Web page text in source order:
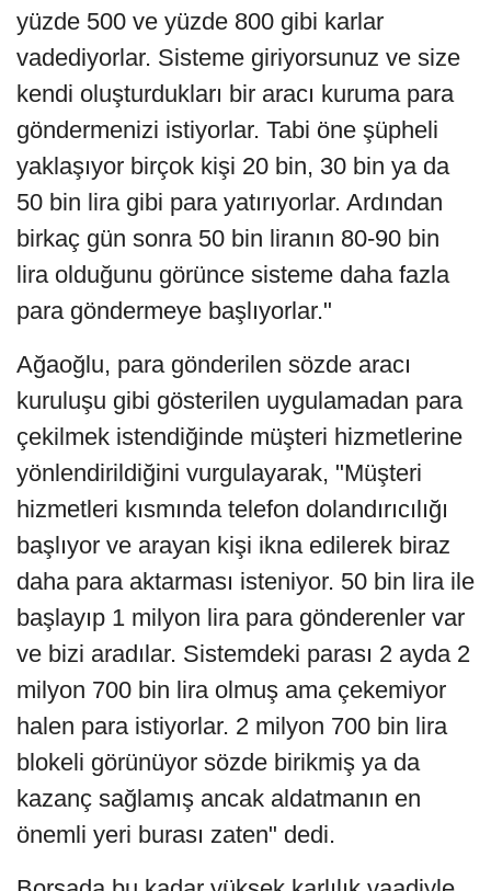
yüzde 500 ve yüzde 800 gibi karlar
vadediyorlar. Sisteme giriyorsunuz ve size
kendi oluşturdukları bir aracı kuruma para
göndermenizi istiyorlar. Tabi öne şüpheli
yaklaşıyor birçok kişi 20 bin, 30 bin ya da
50 bin lira gibi para yatırıyorlar. Ardından
birkaç gün sonra 50 bin liranın 80-90 bin
lira olduğunu görünce sisteme daha fazla
para göndermeye başlıyorlar."
Ağaoğlu, para gönderilen sözde aracı
kuruluşu gibi gösterilen uygulamadan para
çekilmek istendiğinde müşteri hizmetlerine
yönlendirildiğini vurgulayarak, "Müşteri
hizmetleri kısmında telefon dolandırıcılığı
başlıyor ve arayan kişi ikna edilerek biraz
daha para aktarması isteniyor. 50 bin lira ile
başlayıp 1 milyon lira para gönderenler var
ve bizi aradılar. Sistemdeki parası 2 ayda 2
milyon 700 bin lira olmuş ama çekemiyor
halen para istiyorlar. 2 milyon 700 bin lira
blokeli görünüyor sözde birikmiş ya da
kazanç sağlamış ancak aldatmanın en
önemli yeri burası zaten" dedi.